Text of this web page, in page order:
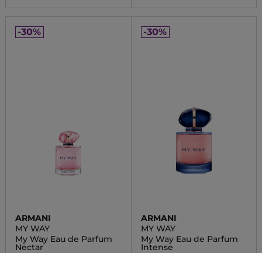
-30%
ARMANI
MY WAY
My Way Eau de Parfum
Nectar
-30%
ARMANI
MY WAY
My Way Eau de Parfum
Intense